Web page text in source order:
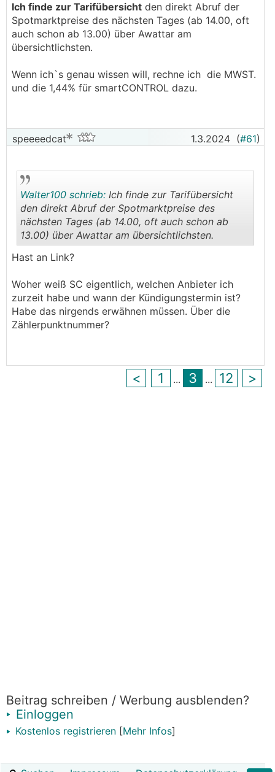
Kann man eigene Kosten auch noch eingeben und
bekommt dann alles übersichtlich angezeigt.
Zwei unterschiedliche Darstellungsformen
Ich finde zur Tarifübersicht den direkt Abruf der
Spotmarktpreise des nächsten Tages (ab 14.00, oft
auch schon ab 13.00) über Awattar am
übersichtlichsten.
Wenn ich`s genau wissen will, rechne ich die MWST.
und die 1,44% für smartCONTROL dazu.
speeeedcat 1.3.2024 (#61)
..
Walter100 schrieb: Ich finde zur Tarifübersicht
den direkt Abruf der Spotmarktpreise des
nächsten Tages (ab 14.00, oft auch schon ab
13.00) über Awattar am übersichtlichsten.
Hast an Link?
Woher weiß SC eigentlich, welchen Anbieter ich
zurzeit habe und wann der Kündigungstermin ist?
Habe das nirgends erwähnen müssen. Über die
Zählerpunktnummer?
< 1 ... 3 ... 12 >
Beitrag schreiben / Werbung ausblenden?
Einloggen
Kostenlos registrieren [Mehr Infos]